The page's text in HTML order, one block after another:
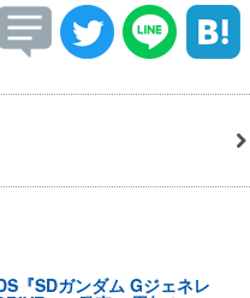
『SDガンダム Gジェネレ